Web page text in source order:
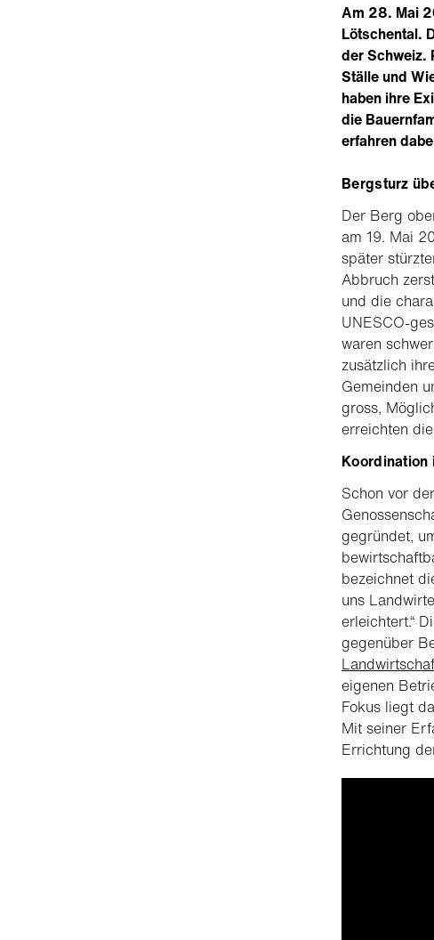
Am 28. Mai
Lötschental.
der Schweiz.
Ställe und
haben ihre
die
erfahren
Bergsturz
Der Berg
am 19. Mai
später
Abbruch
und die
UNESCO-
waren
zusätzlich
Gemeinden
gross,
erreichten
Koordination
Schon vor
gegründet,
bezeichnet
uns
erleichtert.“
gegenüber
eigenen
Fokus liegt
Mit seiner
Errichtung